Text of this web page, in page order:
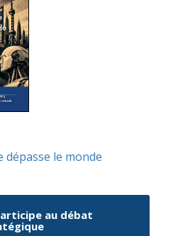
dépasse le monde
au débat